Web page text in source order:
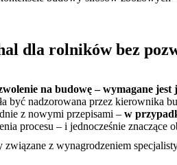
dla rolników bez
na budowę – wymagane jest
być nadzorowana przez kierownika
z nowymi przepisami – w
procesu – i jednocześnie znaczące
z wynagrodzeniem